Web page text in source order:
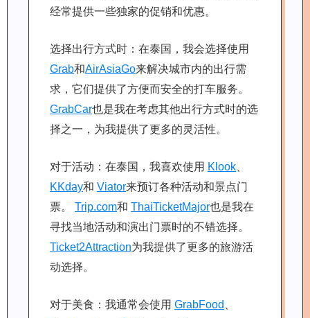
经常提供一些独家的促销和优惠。
选择出行方式时：在泰国，我会选择使用
Grab和AirAsiaGo来解决城市内的出行需
求，它们提供了方便而安全的打车服务。
GrabCar也是我在考虑其他出行方式时的选
择之一，为我提供了更多的灵活性。
对于活动：在泰国，我喜欢使用 Klook
KKday和 Viator来预订各种活动和景点门
票。 Trip.com和 ThaiTicketMajor也是我在
寻找当地活动和演出门票时的不错选择。
Ticket2Attraction为我提供了更多的旅游活
动选择。
对于美食：我通常会使用 GrabFood